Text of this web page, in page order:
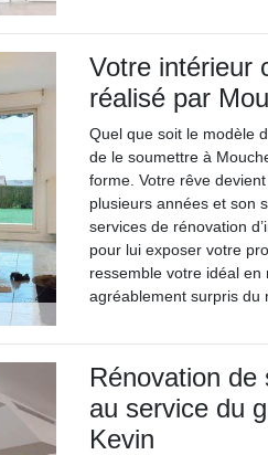
Votre intérieur
réalisé par
Quel que soit le modèle
de le soumettre à
forme. Votre rêve
plusieurs années et son
services de rénovation
pour lui exposer votre
ressemble votre idéal
agréablement surpris du
Rénovation de
au service du
Kevin